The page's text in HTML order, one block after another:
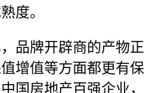
度。
牌开辟商的产物正
增值等方面都更有保
国房地产百强企业，